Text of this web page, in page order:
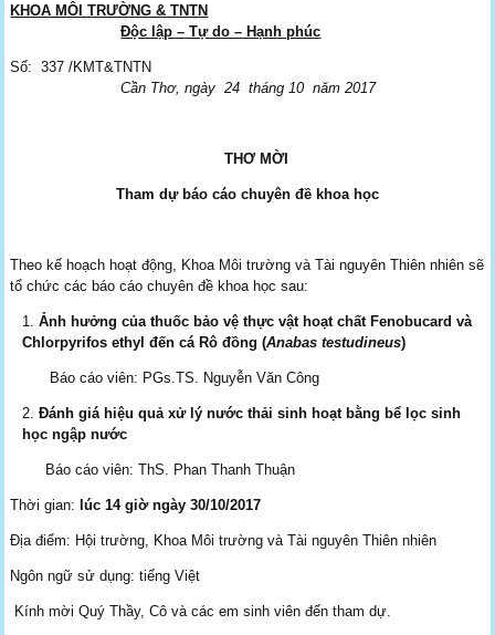
KHOA MÔI TRƯỜNG & TNTN
Độc lập – Tự do – Hạnh phúc
Số: 337 /KMT&TNTN
Cần Thơ, ngày 24 tháng 10 năm 2017
THƠ MỜI
Tham dự báo cáo chuyên đề khoa học
Theo kế hoạch hoạt động, Khoa Môi trường và Tài nguyên Thiên nhiên sẽ
tổ chức các báo cáo chuyên đề khoa học sau:
Ảnh hưởng của thuốc bảo vệ thực vật hoạt chất Fenobucard và
Chlorpyrifos ethyl đến cá Rô đồng (Anabas testudineus)
Báo cáo viên: PGs.TS. Nguyễn Văn Công
Đánh giá hiệu quả xử lý nước thải sinh hoạt bằng bể lọc sinh
học ngập nước
Báo cáo viên: ThS. Phan Thanh Thuận
Thời gian: lúc14giờ ngày30/10/2017
Địa điểm: Hội trường, Khoa Môi trường và Tài nguyên Thiên nhiên
Ngôn ngữ sử dụng: tiếng Việt
Kính mời Quý Thầy, Cô và các em sinh viên đến tham dự.